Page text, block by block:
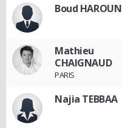
Boud HAROUN
Mathieu
CHAIGNAUD
PARIS
Najia TEBBAA